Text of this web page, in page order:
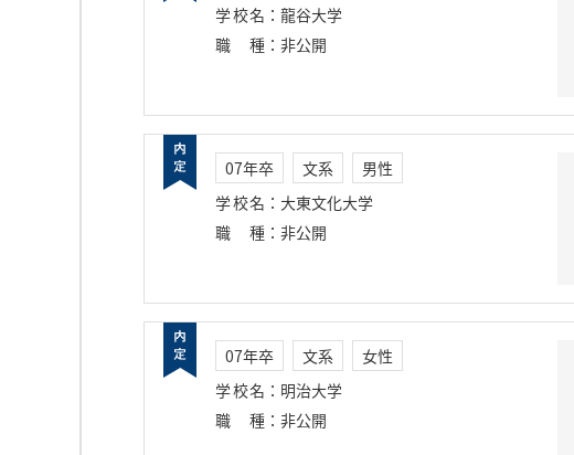
学校名 ： 龍谷大学
職種 ： 非公開
07年卒 文系
男性
学校名 ： 大東文化大学
職種 ： 非公開
07年卒 文系
女性
学校名 ： 明治大学
職種 ： 非公開